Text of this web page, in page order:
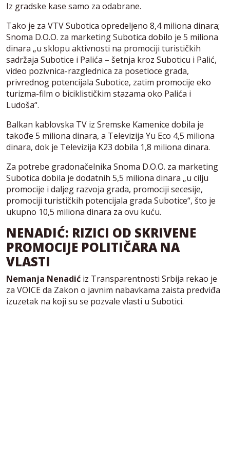
Iz gradske kase samo za odabrane.
Tako je za VTV Subotica opredeljeno 8,4 miliona dinara;
Snoma D.O.O. za marketing Subotica dobilo je 5 miliona
dinara „u sklopu aktivnosti na promociji turističkih
sadržaja Subotice i Palića – šetnja kroz Suboticu i Palić,
video pozivnica-razglednica za posetioce grada,
privrednog potencijala Subotice, zatim promocije eko
turizma-film o biciklističkim stazama oko Palića i
Ludoša“.
Balkan kablovska TV iz Sremske Kamenice dobila je
takođe 5 miliona dinara, a Televizija Yu Eco 4,5 miliona
dinara, dok je Televizija K23 dobila 1,8 miliona dinara.
Za potrebe gradonačelnika Snoma D.O.O. za marketing
Subotica dobila je dodatnih 5,5 miliona dinara „u cilju
promocije i daljeg razvoja grada, promociji secesije,
promociji turističkih potencijala grada Subotice“, što je
ukupno 10,5 miliona dinara za ovu kuću.
NENADIĆ: RIZICI OD SKRIVENE
PROMOCIJE POLITIČARA NA
VLASTI
Nemanja Nenadić iz Transparentnosti Srbija rekao je
za VOICE da Zakon o javnim nabavkama zaista predviđa
izuzetak na koji su se pozvale vlasti u Subotici.